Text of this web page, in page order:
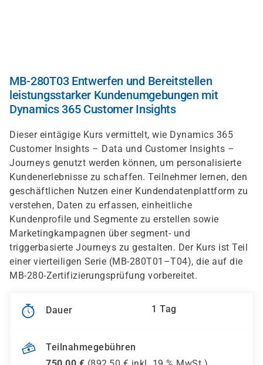
MB-280T03 Entwerfen und Bereitstellen
leistungsstarker Kundenumgebungen mit
Dynamics 365 Customer Insights
Dieser eintägige Kurs vermittelt, wie Dynamics 365
Customer Insights – Data und Customer Insights –
Journeys genutzt werden können, um personalisierte
Kundenerlebnisse zu schaffen. Teilnehmer lernen, den
geschäftlichen Nutzen einer Kundendatenplattform zu
verstehen, Daten zu erfassen, einheitliche
Kundenprofile und Segmente zu erstellen sowie
Marketingkampagnen über segment- und
triggerbasierte Journeys zu gestalten. Der Kurs ist Teil
einer vierteiligen Serie (MB-280T01–T04), die auf die
MB-280-Zertifizierungsprüfung vorbereitet.
Dauer 1 Tag
Teilnahmegebühren